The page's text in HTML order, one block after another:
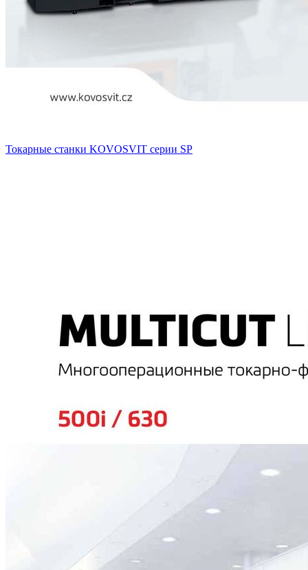
Токарные станки KOVOSVIT серии SP